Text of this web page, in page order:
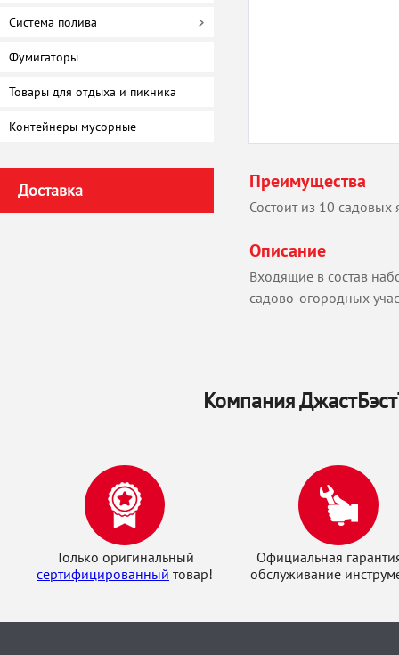
Система полива
Фумигаторы
Товары для отдыха и пикника
Контейнеры мусорные
Доставка Преимущества
Состоит из 10
Описание
Входящие в состав
садово-огородных
Компания
Только оригинальный
сертифицированный товар!
Официальная
обслуживание